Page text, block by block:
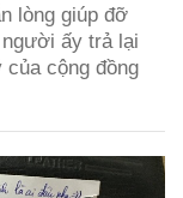
lòng giúp đỡ
ấy trả lại
cộng đồng